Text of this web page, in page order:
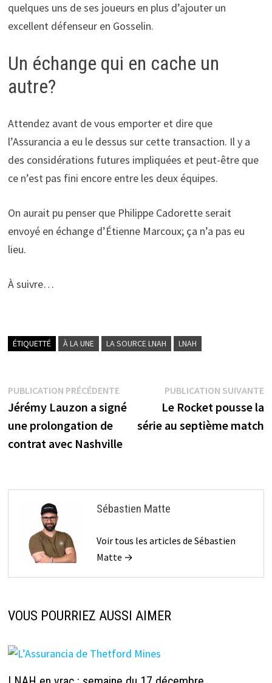
quelques uns de ses joueurs en plus d’ajouter un
excellent défenseur en Gosselin.
Un échange qui en cache un
autre?
Attendez avant de vous emporter et dire que
l’Assurancia a eu le dessus sur cette transaction. Il y a
des considérations futures impliquées et peut-être que
ce n’est pas fini encore entre les deux équipes.
On aurait pu penser que Philippe Cadorette serait
envoyé en échange d’Étienne Marcoux; ça n’a pas eu
lieu.
À suivre…
ÉTIQUETTÉ À LA UNE LA SOURCE LNAH LNAH
Navigation
de
l’article
PUBLICATION PRÉCÉDENTEPublication
précédente :
Jérémy Lauzon a signé
une prolongation de
contrat avec Nashville
PUBLICATION SUIVANTE
Le Rocket pousse la
série au septième match
Sébastien Matte
Voir tous les articles de Sébastien
Matte →
VOUS POURRIEZ AUSSI AIMER